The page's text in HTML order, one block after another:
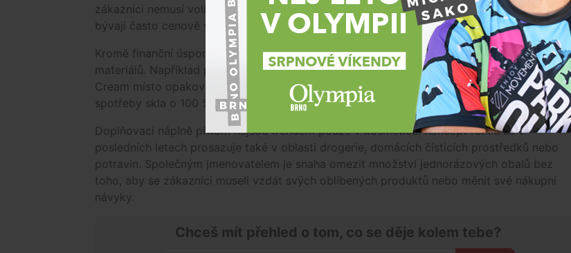
zákazníci nemusí volit mezi ekonomickou a ekologickou variantou. Refill produkty totiž
bývají často cenově výhodnější než nákup nového balení.
Kromě finanční úspory mohou náhradní náplně výrazně snížit i spotřebu obalových
materiálů. Například při použití doplňovací náplně krému Lancôme Absolue Longevity Soft
Cream místo opakovaného nákupu nového balení dochází podle údajů výrobce ke snížení
spotřeby skla o 100 %, kovu o 95 %, plastu o 42 % a kartonu o 36 %.
Doplňovací náplně přitom nejsou trendem pouze v kosmetice. Koncept refillů se v
posledních letech prosazuje také v oblasti drogerie, domácích čisticích prostředků nebo
potravin. Společným jmenovatelem je snaha omezit množství jednorázových obalů bez
toho, aby se zákazníci museli vzdát svých oblíbených produktů nebo měnit své nákupní
návyky.
Chceš mít přehled o tom, co se děje kolem tebe?